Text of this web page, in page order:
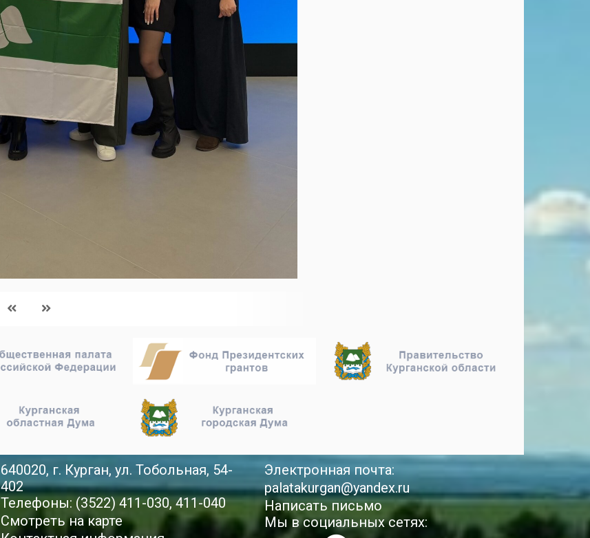
640020, г. Курган, ул. Тобольная, 54-
402
Телефоны: (3522) 411-030, 411-040
Смотреть на карте
Электронная почта:
palatakurgan@yandex.ru
Написать письмо
Мы в социальных сетях: